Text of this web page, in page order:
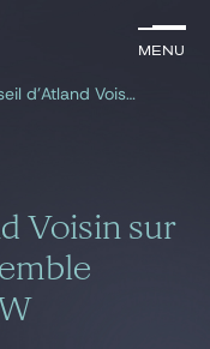
Menu
Menu
Gide, conseil d’Atland Voisin sur l’acquisition de l’ensemble immobilier Campus W
Voisin sur